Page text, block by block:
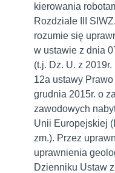
kierowania
Rozdziale III
rozumie się
w ustawie z dnia
(t.j. Dz. U. z
12a ustawy
grudnia 2015r. o
zawodowych
Unii Europejskiej
zm.). Przez
uprawnienia
Dzienniku Ustaw